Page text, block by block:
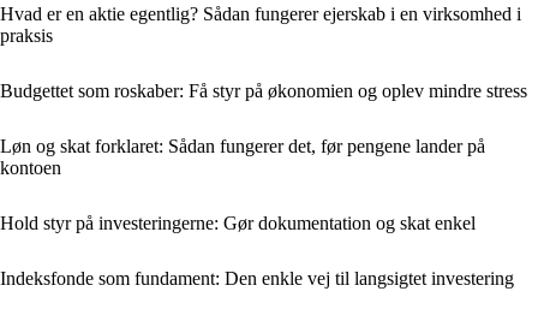
Hvad er en aktie egentlig? Sådan fungerer ejerskab i en virksomhed i
praksis
Budgettet som roskaber: Få styr på økonomien og oplev mindre stress
Løn og skat forklaret: Sådan fungerer det, før pengene lander på
kontoen
Hold styr på investeringerne: Gør dokumentation og skat enkel
Indeksfonde som fundament: Den enkle vej til langsigtet investering